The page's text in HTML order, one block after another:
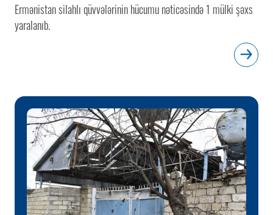
Ermənistan silahlı qüvvələrinin hücumu nəticəsində 1 mülki şəxs
yaralanıb.